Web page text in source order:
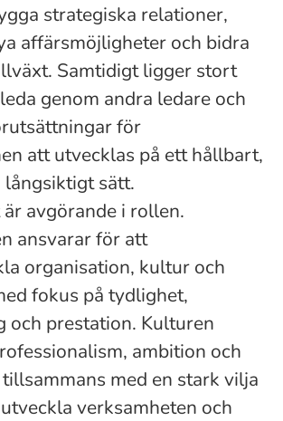
strategiska relationer,
affärsmöjligheter och bidra
Samtidigt ligger stort
genom andra ledare och
för
att utvecklas på ett hållbart,
sätt.
avgörande i rollen.
ansvarar för att
organisation, kultur och
fokus på tydlighet,
och prestation. Kulturen
ambition och
med en stark vilja
verksamheten och